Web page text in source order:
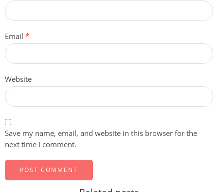
Email *
Website
Save my name, email, and website in this browser for the
next time I comment.